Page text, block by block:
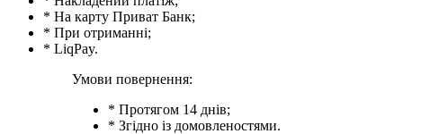
* На карту Приват Банк;
* При отриманні;
* LiqPay.
Умови повернення:
* Протягом 14 днів;
* Згідно із домовленостями.